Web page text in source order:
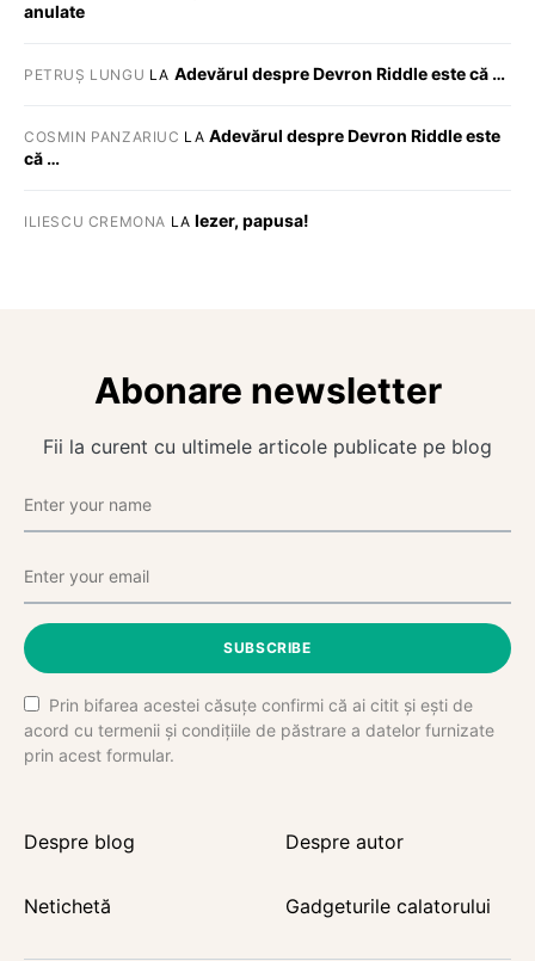
anulate
PETRUȘ LUNGU LA Adevărul despre Devron Riddle este că …
COSMIN PANZARIUC LA Adevărul despre Devron Riddle este
că …
ILIESCU CREMONA LA Iezer, papusa!
Abonare newsletter
Fii la curent cu ultimele articole publicate pe blog
SUBSCRIBE
Prin bifarea acestei căsuțe confirmi că ai citit și ești de
acord cu termenii și condițiile de păstrare a datelor furnizate
prin acest formular.
Despre blog Despre autor
Netichetă Gadgeturile calatorului